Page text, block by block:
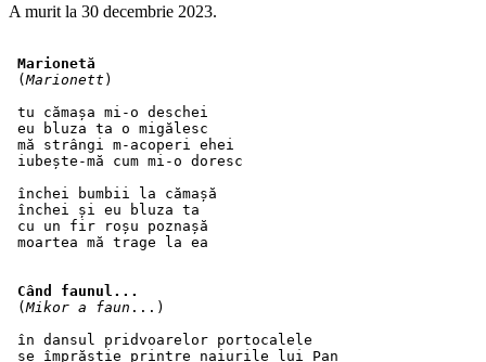
A murit la 30 decembrie 2023.
Marionetă
(Marionett )
tu cămașa mi-o deschei
eu bluza ta o migălesc
mă strângi m-acoperi ehei
iubește-mă cum mi-o doresc
închei bumbii la cămașă
închei și eu bluza ta
cu un fir roșu poznașă
moartea mă trage la ea
Când faunul...
(Mikor a faun ...)
în dansul pridvoarelor portocalele
se împrăștie printre naiurile lui Pan